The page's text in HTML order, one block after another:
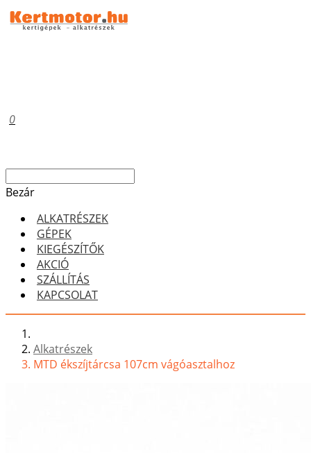
0
Bezár
ALKATRÉSZEK
GÉPEK
KIEGÉSZÍTŐK
AKCIÓ
SZÁLLÍTÁS
KAPCSOLAT
Alkatrészek
MTD ékszíjtárcsa 107cm vágóasztalhoz